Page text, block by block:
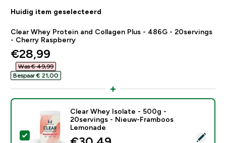
Huidig item geselecteerd
Clear Whey Protein and Collagen Plus - 486G - 20servings
- Cherry Raspberry
discounted price
€28,99‎
Was € 49,99‎
Bespaar € 21,00‎
Selecteer dit product - Clear Whey Isolate - 500g -
Clear Whey Isolate - 500g -
20servings - Nieuw-Framboos
Lemonade